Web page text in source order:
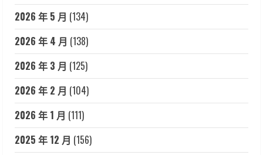
2026 年 5 月 (134)
2026 年 4 月 (138)
2026 年 3 月 (125)
2026 年 2 月 (104)
2026 年 1 月 (111)
2025 年 12 月 (156)